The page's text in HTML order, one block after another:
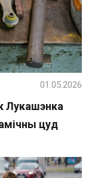
Лукашэнка
цуд
01.05.2026